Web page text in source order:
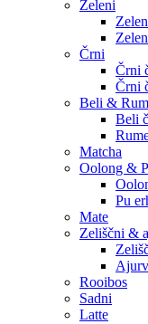
Zeleni
Črni
Črni
Črni
Beli &
Beli
Matcha
Oolong &
Pu
Mate
Zeliščni &
Rooibos
Sadni
Latte